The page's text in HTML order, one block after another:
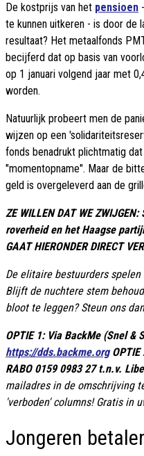
De kostprijs van het pensioen
te kunnen uitkeren - is door de
resultaat? Het metaalfonds
becijferd dat op basis van
op 1 januari volgend jaar met
worden.
Natuurlijk probeert men de
wijzen op een
fonds benadrukt plichtmatig
"momentopname". Maar de
geld is overgeleverd aan de
ZE WILLEN DAT WE
roverheid en het Haagse
GAAT HIERONDER DIRECT
De elitaire bestuurders
Blijft de nuchtere stem
bloot te leggen? Steun ons
OPTIE 1: Via BackMe (Snel &
https://dds.backme.org
RABO 0159 0983 27 t.n.v.
mailadres in de omschrijving
'verboden' columns! Gratis in
Jongeren